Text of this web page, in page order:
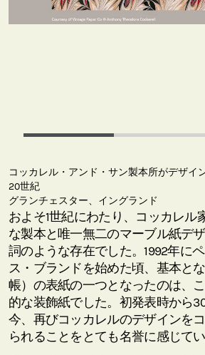
コッカレル・アンド・サン製本所がデザイ
20世紀
グランチェスター、イングランド
およそ1世紀にわたり、コッカレル
な製本と唯一無二のマーブル紙デ
詞のような存在でした。1992年に
ス・ブランドを始めた頃、基本と
帳）の表紙の一つとなったのは、
的な装飾紙でした。初発表時から
今、再びコッカレルのデザインを
られることをとても名誉に感じてい